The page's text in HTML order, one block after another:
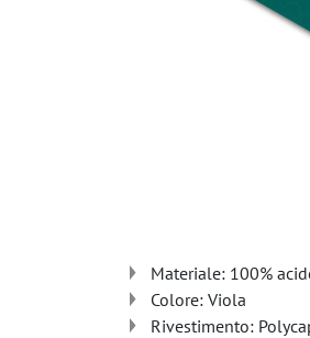
Materiale: 100%
Colore: Viola
Rivestimento: